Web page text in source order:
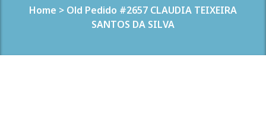
Home > Old Pedido #2657 CLAUDIA TEIXEIRA
SANTOS DA SILVA